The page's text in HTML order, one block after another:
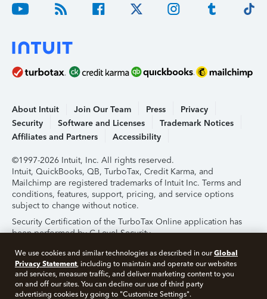
About Intuit Join Our Team Press
Privacy
Security
Software and Licenses
Trademark Notices
Affiliates and Partners
Accessibility
©1997-2026 Intuit, Inc. All rights reserved.
Intuit, QuickBooks, QB, TurboTax, Credit Karma, and
Mailchimp are registered trademarks of Intuit Inc. Terms and
conditions, features, support, pricing, and service options
subject to change without notice.
Security Certification of the TurboTax Online application has
been performed by C-Level Security.
By accessing and using this page you agree to the
Terms of
Use.
About Cookies Manage Cookies
We use cookies and similar technologies as described in ourGlobal
Privacy Statement, including to maintain and operate our websites
and services, measure traffic, and deliver marketing content to you
on and off our sites. You can decline our use of third party
advertising cookies by going to "Customize Settings".